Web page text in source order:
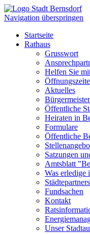
Navigation überspringen
Startseite
Rathaus
Grusswort
Helfen Sie
Aktuelles
Öffentliche
Heiraten in
Formulare
Öffentliche
Satzungen
Amtsblatt
Was erledige
Fundsachen
Kontakt
Unser